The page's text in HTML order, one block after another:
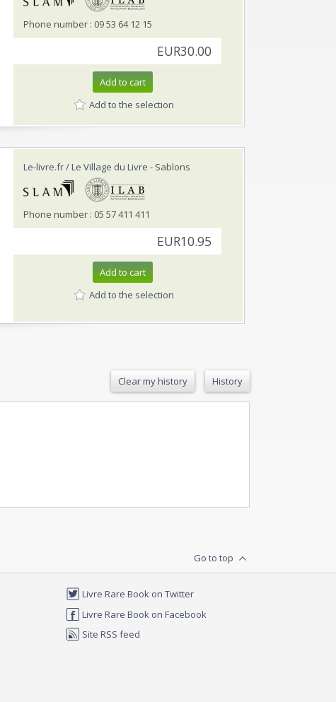
Phone number : 09 53 64 12 15
EUR30.00
Add to cart
Add to the selection
Le-livre.fr / Le Village du Livre - Sablons
Phone number : 05 57 411 411
EUR10.95
Add to cart
Add to the selection
Clear my history History
Go to top
Livre Rare Book on Twitter
Livre Rare Book on Facebook
Site RSS feed